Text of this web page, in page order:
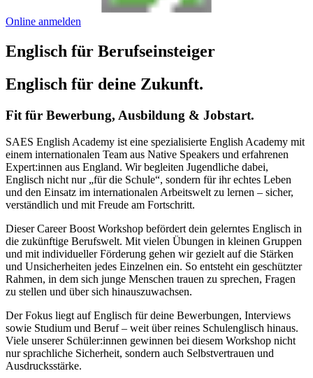
Online anmelden
Englisch für Berufseinsteiger
Englisch für deine Zukunft.
Fit für Bewerbung, Ausbildung & Jobstart.
SAES English Academy ist eine spezialisierte English Academy mit
einem internationalen Team aus Native Speakers und erfahrenen
Expert:innen aus England. Wir begleiten Jugendliche dabei,
Englisch nicht nur „für die Schule“, sondern für ihr echtes Leben
und den Einsatz im internationalen Arbeitswelt zu lernen – sicher,
verständlich und mit Freude am Fortschritt.
Dieser Career Boost Workshop befördert dein gelerntes Englisch in
die zukünftige Berufswelt. Mit vielen Übungen in kleinen Gruppen
und mit individueller Förderung gehen wir gezielt auf die Stärken
und Unsicherheiten jedes Einzelnen ein. So entsteht ein geschützter
Rahmen, in dem sich junge Menschen trauen zu sprechen, Fragen
zu stellen und über sich hinauszuwachsen.
Der Fokus liegt auf Englisch für deine Bewerbungen, Interviews
sowie Studium und Beruf – weit über reines Schulenglisch hinaus.
Viele unserer Schüler:innen gewinnen bei diesem Workshop nicht
nur sprachliche Sicherheit, sondern auch Selbstvertrauen und
Ausdrucksstärke.